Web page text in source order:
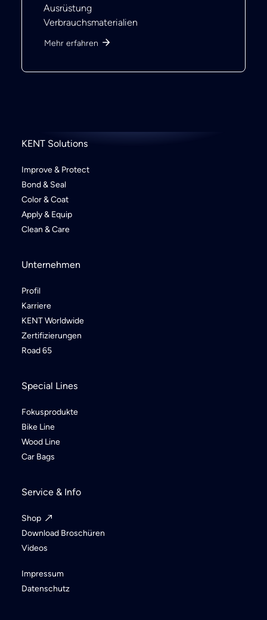
Ausrüstung
Verbrauchsmaterialien
Mehr erfahren
KENT Solutions
Improve & Protect
Bond & Seal
Color & Coat
Apply & Equip
Clean & Care
Unternehmen
Profil
Karriere
KENT Worldwide
Zertifizierungen
Road 65
Special Lines
Fokusprodukte
Bike Line
Wood Line
Car Bags
Service & Info
Shop
Download Broschüren
Videos
Impressum
Datenschutz